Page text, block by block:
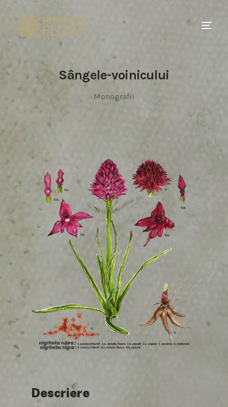
Sângele-voinicului
Monografii
Descriere
ENGLISH